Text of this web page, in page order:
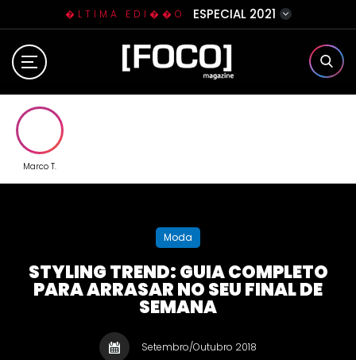
�LTIMA EDI��O ESPECIAL 2021
Home
Contato
Marco T.
Moda
STYLING TREND: GUIA COMPLETO
PARA ARRASAR NO SEU FINAL DE
SEMANA
Setembro/Outubro 2018